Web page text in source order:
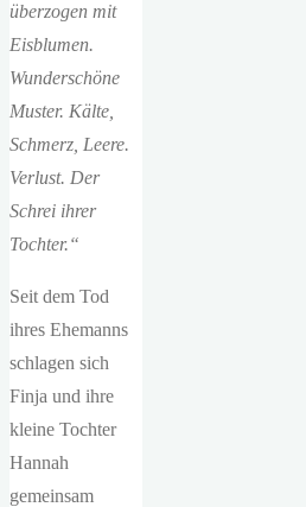
überzogen mit
Eisblumen.
Wunderschöne
Muster. Kälte,
Schmerz, Leere.
Verlust. Der
Schrei ihrer
Tochter.“
Seit dem Tod
ihres Ehemanns
schlagen sich
Finja und ihre
kleine Tochter
Hannah
gemeinsam